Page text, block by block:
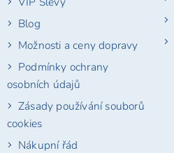
Blog
Možnosti a ceny dopravy
Podmínky ochrany
osobních údajů
Zásady používání souborů
cookies
Nákupní řád